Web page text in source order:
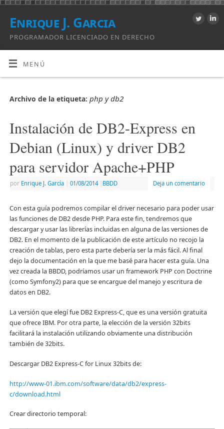
Enrique J. Garcia
PROGRAMADOR LICENCIADO EN DERECHO
MENÚ
Archivo de la etiqueta: php y db2
Instalación de DB2-Express en
Debian (Linux) y driver DB2
para servidor Apache+PHP
por Enrique J. Garcí­a 01/08/2014 BBDD Deja un comentario
Con esta guía podremos compilar el driver necesario para poder usar
las funciones de DB2 desde PHP. Para este fin, tendremos que
descargar y usar las librerías incluidas en alguna de las versiones de
DB2. En el momento de la publicación de este artículo no recojo la
creación de tablas, pero esta parte debería ser la más fácil. Al final
dejo la documentación en la que me basé para hacer esta guía. Una
vez creada la BBDD, podríamos usar un framework PHP con Doctrine
(como Symfony2) para que se encargue del manejo y escritura de
datos en DB2.
La versión que elegí fue DB2 Express-C, que es una versión gratuita
que ofrece IBM. Por otra parte, la elección de la versión 32bits
facilitará la instalación utilizando obviamente una distribución
también de 32bits.
Descargar DB2 Express-C for Linux 32bits de:
http://www-01.ibm.com/software/data/db2/express-
c/download.html
Crear directorio temporal: